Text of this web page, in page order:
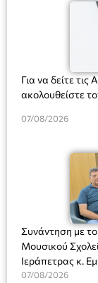
Για να δείτε
ακολουθείστε
07/08/2026
Συνάντηση με
Μουσικού
Ιεράπετρας κ.
Διευθύντριας
07/08/2026